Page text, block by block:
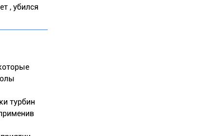
, убился
турбин